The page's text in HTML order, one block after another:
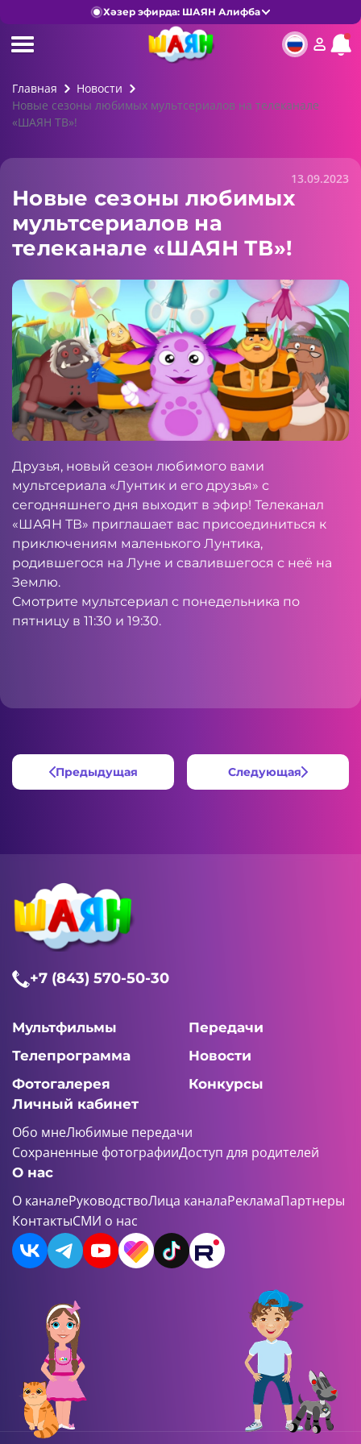
Хәзер эфирда: ШАЯН Алифба
Главная
Новости
Новые сезоны любимых мультсериалов на телеканале
«ШАЯН ТВ»!
13.09.2023
Новые сезоны любимых
мультсериалов на
телеканале «ШАЯН ТВ»!
Друзья, новый сезон любимого вами
мультсериала «Лунтик и его друзья» с
сегодняшнего дня выходит в эфир! Телеканал
«ШАЯН ТВ» приглашает вас присоединиться к
приключениям маленького Лунтика,
родившегося на Луне и свалившегося с неё на
Землю.
Смотрите мультсериал с понедельника по
пятницу в 11:30 и 19:30.
Предыдущая Следующая
+7 (843) 570-50-30
Мультфильмы
Передачи
Телепрограмма
Новости
Фотогалерея
Конкурсы
Личный кабинет
Обо мнеЛюбимые передачи
Сохраненные фотографииДоступ для родителей
О нас
О каналеРуководствоЛица каналаРекламаПартнеры
КонтактыСМИ о нас